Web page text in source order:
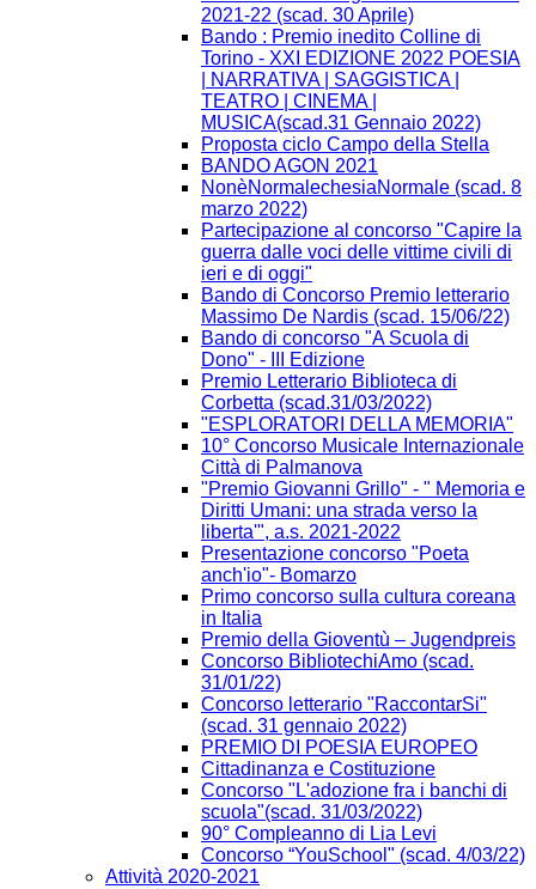
2021-22 (scad. 30 Aprile)
Bando : Premio inedito Colline di
Torino - XXI EDIZIONE 2022 POESIA
| NARRATIVA | SAGGISTICA |
TEATRO | CINEMA |
MUSICA(scad.31 Gennaio 2022)
Proposta ciclo Campo della Stella
BANDO AGON 2021
NonèNormalechesiaNormale (scad. 8
marzo 2022)
Partecipazione al concorso "Capire la
guerra dalle voci delle vittime civili di
ieri e di oggi"
Bando di Concorso Premio letterario
Massimo De Nardis (scad. 15/06/22)
Bando di concorso "A Scuola di
Dono" - III Edizione​
Premio Letterario Biblioteca di
Corbetta (scad.31/03/2022)
"ESPLORATORI DELLA MEMORIA"
10° Concorso Musicale Internazionale
Città di Palmanova
"Premio Giovanni Grillo" - " Memoria e
Diritti Umani: una strada verso la
liberta'", a.s. 2021-2022
Presentazione concorso "Poeta
anch'io"- Bomarzo
Primo concorso sulla cultura coreana
in Italia
Premio della Gioventù – Jugendpreis
Concorso BibliotechiAmo (scad.
31/01/22)
Concorso letterario "RaccontarSi"
(scad. 31 gennaio 2022)
PREMIO DI POESIA EUROPEO
Cittadinanza e Costituzione
Concorso "L'adozione fra i banchi di
scuola"(scad. 31/03/2022)
90° Compleanno di Lia Levi
Concorso “YouSchool" (scad. 4/03/22)
Attività 2020-2021